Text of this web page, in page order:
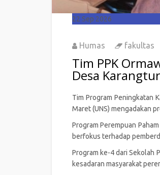
22 Sep 2026
Humas fakultas
Tim PPK
Desa
Tim Program Peningkatan
Maret (UNS) mengadakan
Program Perempuan
berfokus terhadap
Program ke-4 dari Sekolah
kesadaran masyarakat